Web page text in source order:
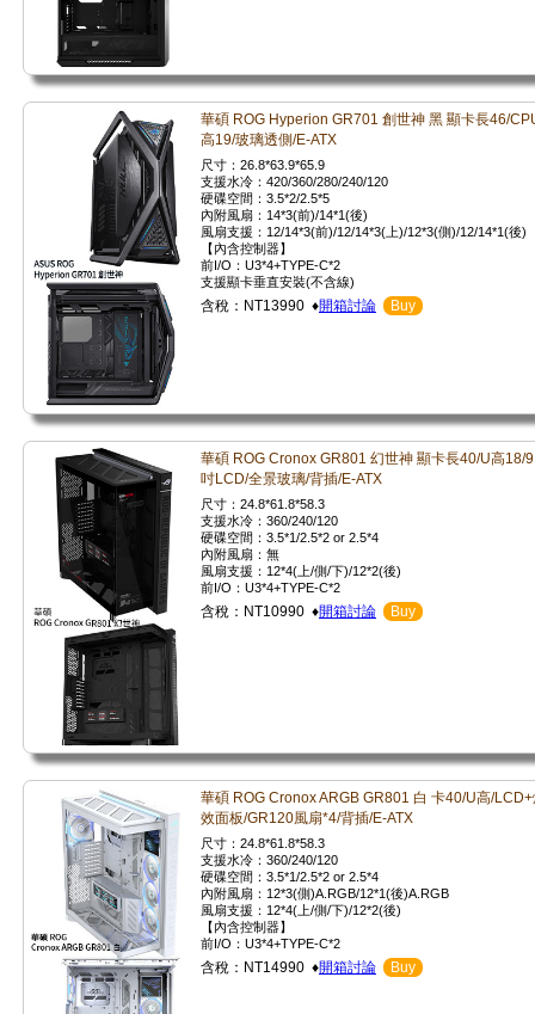
華碩 ROG Hyperion GR701 創世神 黑 顯卡長46/
高19/玻璃透側/E-ATX
尺寸：26.8*63.9*65.9
支援水冷：420/360/280/240/120
硬碟空間：3.5*2/2.5*5
內附風扇：14*3(前)/14*1(後)
風扇支援：12/14*3(前)/12/14*3(上)/12*3(側)/12/14*1(後)
【內含控制器】
前I/O：U3*4+TYPE-C*2
支援顯卡垂直安裝(不含線)
含稅：NT13990 ♦開箱討論 Buy
華碩 ROG Cronox GR801 幻世神 顯卡長40/U高18/
吋LCD/全景玻璃/背插/E-ATX
尺寸：24.8*61.8*58.3
支援水冷：360/240/120
硬碟空間：3.5*1/2.5*2 or 2.5*4
內附風扇：無
風扇支援：12*4(上/側/下)/12*2(後)
前I/O：U3*4+TYPE-C*2
含稅：NT10990 ♦開箱討論 Buy
華碩 ROG Cronox ARGB GR801 白 卡40/U高/
效面板/GR120風扇*4/背插/E-ATX
尺寸：24.8*61.8*58.3
支援水冷：360/240/120
硬碟空間：3.5*1/2.5*2 or 2.5*4
內附風扇：12*3(側)A.RGB/12*1(後)A.RGB
風扇支援：12*4(上/側/下)/12*2(後)
【內含控制器】
前I/O：U3*4+TYPE-C*2
含稅：NT14990 ♦開箱討論 Buy